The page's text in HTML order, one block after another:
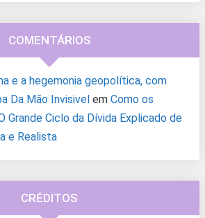
COMENTÁRIOS
e a hegemonia geopolítica, com
Da Mão Invisivel em Como os
Grande Ciclo da Dívida Explicado de
e Realista
CRÉDITOS